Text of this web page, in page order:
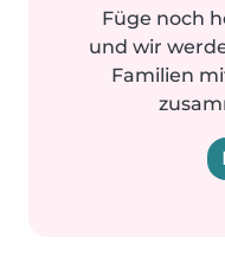
Füge noch
und wir
Familien